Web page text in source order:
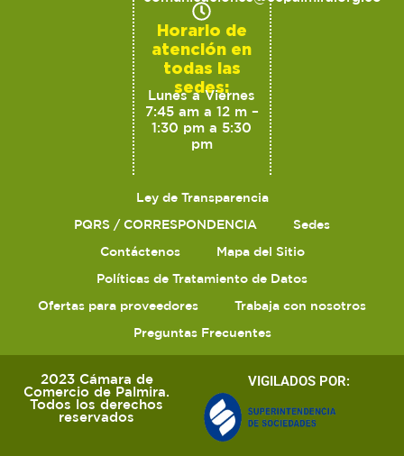
Horario de
atención en
todas las
sedes:
Lunes a Viernes
7:45 am a 12 m –
1:30 pm a 5:30
pm
Ley de Transparencia
PQRS / CORRESPONDENCIA
Sedes
Contáctenos
Mapa del Sitio
Políticas de Tratamiento de Datos
Ofertas para proveedores
Trabaja con nosotros
Preguntas Frecuentes
2023 Cámara de
Comercio de Palmira.
Todos los derechos
reservados
VIGILADOS POR: